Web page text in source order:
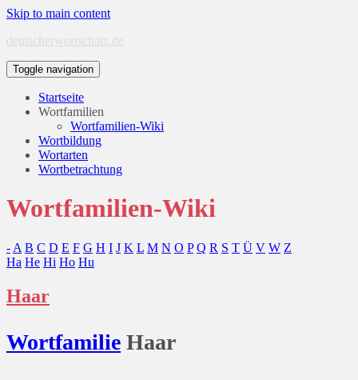
Skip to main content
deutscherwortschatz.de
Toggle navigation
Startseite
Wortfamilien
Wortfamilien-Wiki
Wortbildung
Wortarten
Wortbetrachtung
Wortfamilien-Wiki
- A B C D E F G H I J K L M N O P Q R S T Ü V W Z
Ha He Hi Ho Hu
Haar
Wortfamilie Haar